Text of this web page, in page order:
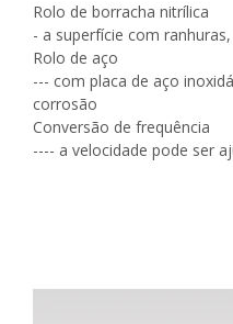
Rolo de borracha nitrílica
- a superfície com
Rolo de aço
--- com placa de aço
corrosão
Conversão de frequência
---- a velocidade pode ser